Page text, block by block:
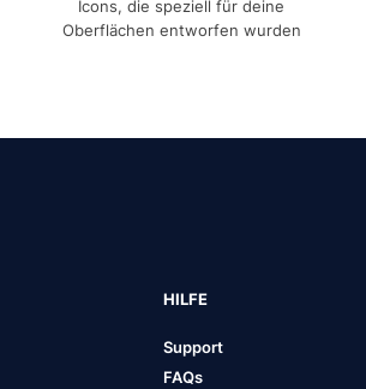
Icons, die speziell für deine
Oberflächen entworfen wurden
HILFE
Support
FAQs